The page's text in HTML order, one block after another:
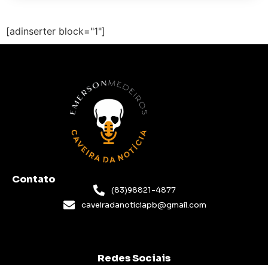
[adinserter block="1"]
Contato
(83)98821-4877
caveiradanoticiapb@gmail.com
Redes Sociais